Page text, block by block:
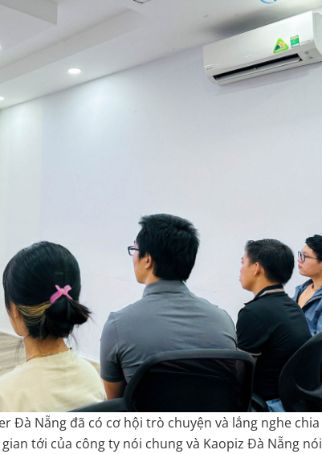
Đà Nẵng đã có cơ hội trò chuyện và lắng nghe chia
tới của công ty nói chung và Kaopiz Đà Nẵng nói